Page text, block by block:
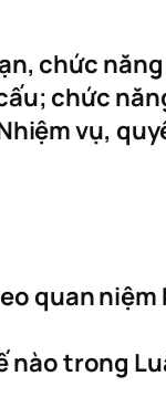
chức
chức
vụ,
quan
nào trong